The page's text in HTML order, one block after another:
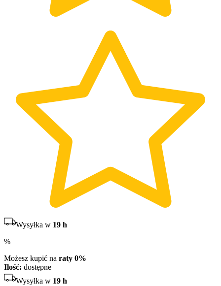
Wysyłka w 19 h
%
Możesz kupić na raty 0%
Ilość: dostępne
Wysyłka w 19 h